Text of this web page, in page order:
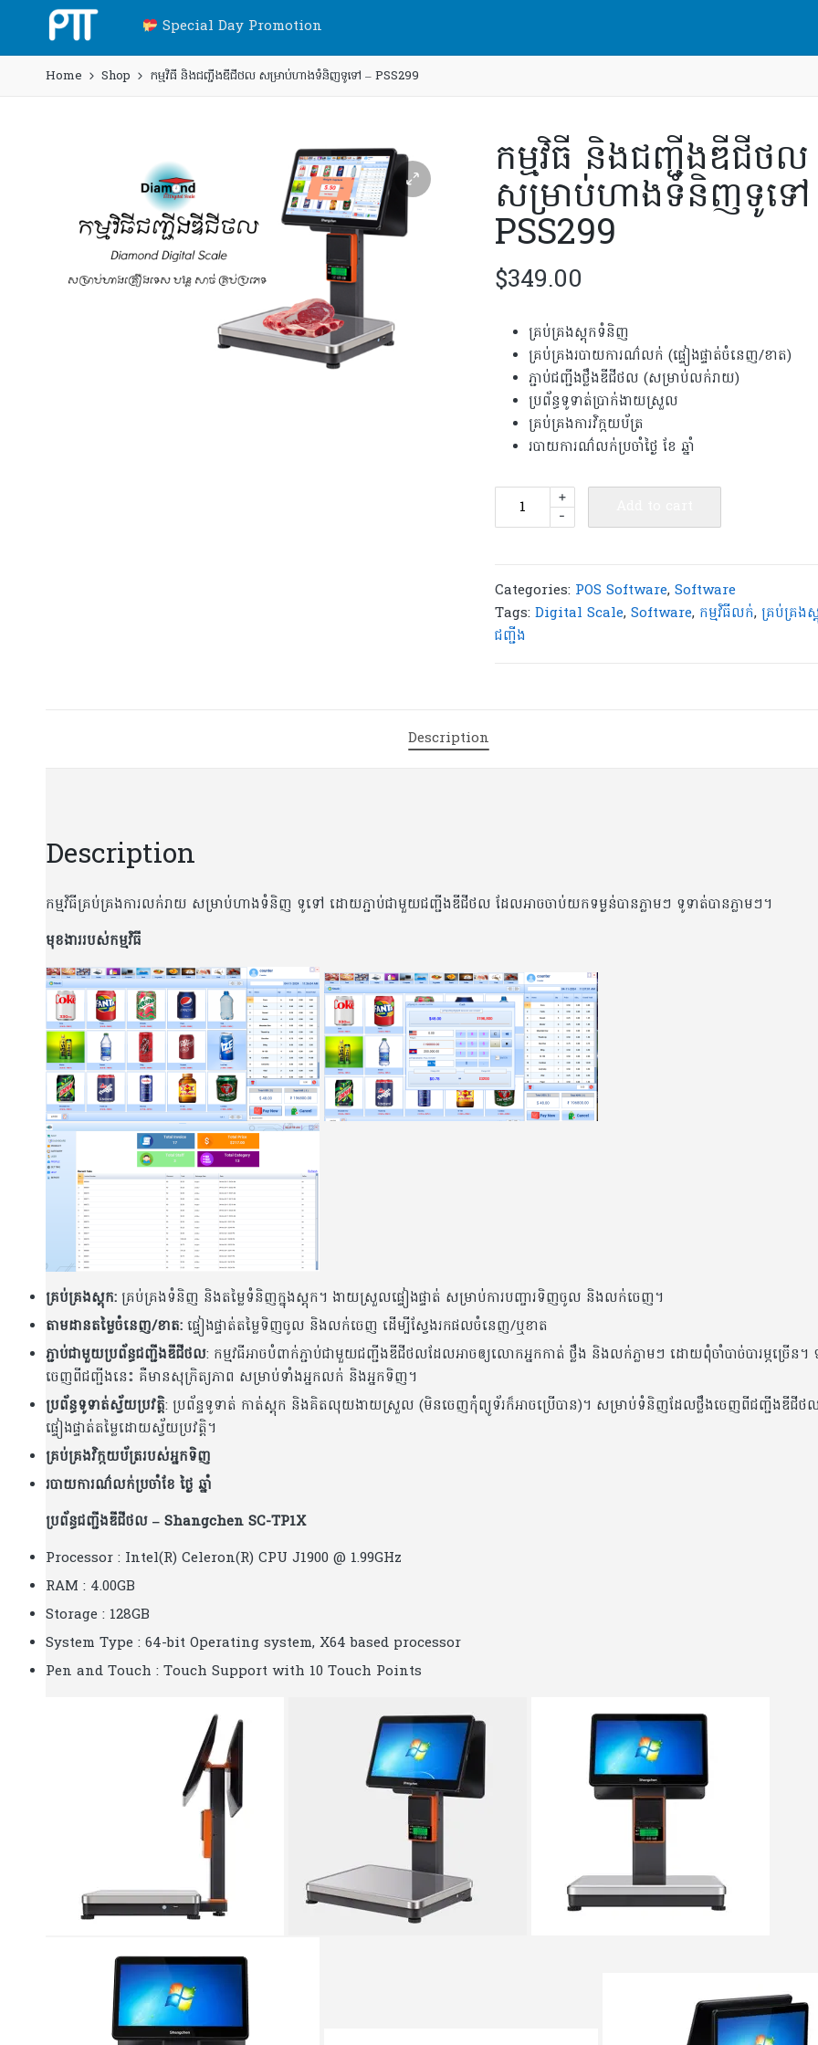
Special Day Promotion
Home Shop កម្មវិធី និង​ជញ្ជីងឌីជីថល សម្រាប់ហាងទំនិញទូទៅ – PSS299
កម្មវិធី និង​ជញ្ជីងឌីជីថល
សម្រាប់ហាងទំនិញទូទៅ
PSS299
$349.00
គ្រប់គ្រងស្តុកទំនិញ
គ្រប់គ្រងរបាយការណ៌លក់ (ផ្ទៀងផ្ទាត់ចំនេញ/ខាត)
ភ្ជាប់ជញ្ជីងថ្លឹងឌីជីថល (សម្រាប់លក់រាយ)
ប្រព័ន្ធទូទាត់ប្រាក់ងាយស្រួល
គ្រប់គ្រងការ​វិក្កយប័ត្រ
របាយការណ៌លក់ប្រចាំថ្ងៃ ខែ ឆ្នាំ
កម្មវិធី
ទំនិញ
ទូទៅ
-
-
+
Categories: POS Software, Software
Tags: Digital Scale, Software, កម្មវិធីលក់, គ្រប់គ្រងស្
ជញ្ជីង
Description
Description
កម្មវិធី​គ្រប់គ្រងការលក់រាយ សម្រាប់ហាងទំនិញ ទូទៅ ដោយភ្ជាប់ជាមួយ​ជញ្ជីងឌីជីថល ដែលអាច​ចាប់​យក​ទម្ងន់​បានភ្លាមៗ ទូទាត់បានភ្លាមៗ។
មុខងាររបស់កម្មវិធី
គ្រប់គ្រងស្តុក: គ្រប់គ្រងទំនិញ និងតម្លៃទំនិញក្នុងស្តុក។ ងាយស្រួលផ្ទៀងផ្ទាត់​ សម្រាប់ការ​បញ្ចារទិញចូល និងលក់​ចេញ។
តាមដានតម្លៃចំនេញ/ខាត: ផ្ទៀងផ្ទាត់តម្លៃទិញចូល និងលក់ចេញ ដើម្បីស្វែងរក​ផលចំនេញ/ឬខាត
ភ្ជាប់ជាមួយ​ប្រព័ន្ធជញ្ជីងឌីជីថល: កម្មវធីអាចបំពាក់ភ្ជាប់ជាមួយ​ជញ្ជីងឌីជីថលដែលអាចឲ្យ​លោកអ្នក​កាត់ ថ្លឹង និងលក់ភ្លាមៗ ដោយពុំ​ចាំបាច់​បារម្ភច្រើន។
ចេញពីជញ្ជីងនេះ គឺមានសុក្រិត្យភាព សម្រាប់ទាំងអ្នកលក់ និងអ្នកទិញ​។
ប្រព័ន្ធទូទាត់ស្វ័យប្រវត្តិ: ប្រព័ន្ទទូទាត់ កាត់ស្តុក និង​គិតលុយ​ងាយស្រួល (មិនចេញកុំព្យូទ័រក៏អាចប្រើបាន)។ សម្រាប់ទំនិញដែលថ្លឹងចេញពីជញ្ជីងឌីជីថ
ផ្ទៀងផ្ទាត់តម្លៃដោយស្វ័យប្រវត្តិ។
គ្រប់គ្រងវិក្កយប័ត្ររបស់អ្នកទិញ
របាយការណ៌លក់ប្រចាំខែ ថ្ងៃ ឆ្នាំ
ប្រព័ន្ធជញ្ជីងឌីជីថល – Shangchen SC-TP1X
Processor : Intel(R) Celeron(R) CPU J1900 @ 1.99GHz
RAM : 4.00GB
Storage : 128GB
System Type : 64-bit Operating system, X64 based processor
Pen and Touch : Touch Support with 10 Touch Points